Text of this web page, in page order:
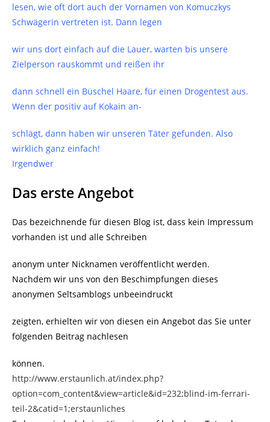
lesen, wie oft dort auch der Vornamen von Komuczkys
Schwägerin vertreten ist. Dann legen
wir uns dort einfach auf die Lauer, warten bis unsere
Zielperson rauskommt und reißen ihr
dann schnell ein Büschel Haare, für einen Drogentest aus.
Wenn der positiv auf Kokain an-
schlägt, dann haben wir unseren Täter gefunden. Also
wirklich ganz einfach!
Irgendwer
Das erste Angebot
Das bezeichnende für diesen Blog ist, dass kein Impressum
vorhanden ist und alle Schreiben
anonym unter Nicknamen veröffentlicht werden.
Nachdem wir uns von den Beschimpfungen dieses
anonymen Seltsamblogs unbeeindruckt
zeigten, erhielten wir von diesen ein Angebot das Sie unter
folgenden Beitrag nachlesen
können.
http://www.erstaunlich.at/index.php?
option=com_content&view=article&id=232;blind-im-ferrari-
teil-2&catid=1;erstaunliches